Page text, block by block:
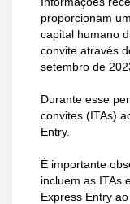
proporcionam
capital humano
convite através
setembro de
Durante esse
convites (ITAs)
Entry.
É importante
incluem as ITAs
Express Entry